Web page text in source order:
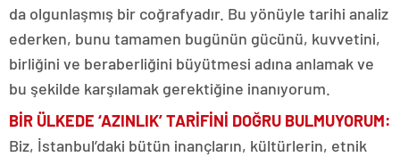
da olgunlaşmış bir coğrafyadır. Bu yönüyle tarihi analiz
ederken, bunu tamamen bugünün gücünü, kuvvetini,
birliğini ve beraberliğini büyütmesi adına anlamak ve
bu şekilde karşılamak gerektiğine inanıyorum.
BİR ÜLKEDE ‘AZINLIK’ TARİFİNİ DOĞRU BULMUYORUM:
Biz, İstanbul’daki bütün inançların, kültürlerin, etnik